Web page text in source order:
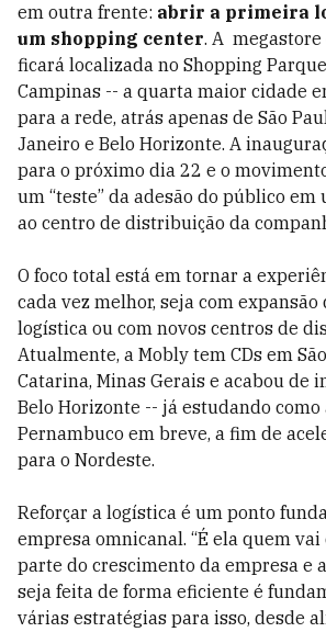
em outra frente: abrir a primeira
um shopping center. A
ficará localizada no Shopping
Campinas -- a quarta maior cidade
para a rede, atrás apenas de São
Janeiro e Belo Horizonte. A
para o próximo dia 22 e o
um “teste” da adesão do público
ao centro de distribuição da
O foco total está em tornar a
cada vez melhor, seja com expansão
logística ou com novos centros de
Atualmente, a Mobly tem CDs em
Catarina, Minas Gerais e acabou de
Belo Horizonte -- já estudando
Pernambuco em breve, a fim de
para o Nordeste.
Reforçar a logística é um ponto
empresa omnicanal. “É ela quem
parte do crescimento da empresa e
seja feita de forma eficiente é
várias estratégias para isso, desde